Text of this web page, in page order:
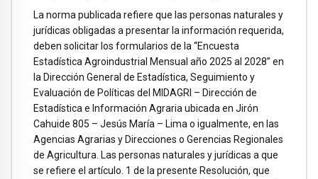
La norma publicada refiere que las personas naturales y
jurídicas obligadas a presentar la información requerida,
deben solicitar los formularios de la “Encuesta
Estadística Agroindustrial Mensual año 2025 al 2028” en
la Dirección General de Estadística, Seguimiento y
Evaluación de Políticas del MIDAGRI – Dirección de
Estadística e Información Agraria ubicada en Jirón
Cahuide 805 – Jesús María – Lima o igualmente, en las
Agencias Agrarias y Direcciones o Gerencias Regionales
de Agricultura. Las personas naturales y jurídicas a que
se refiere el artículo. 1 de la presente Resolución, que